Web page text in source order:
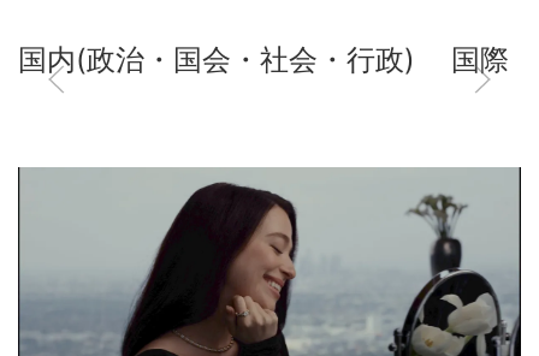
国内(政治・国会・社会・行政) 国際